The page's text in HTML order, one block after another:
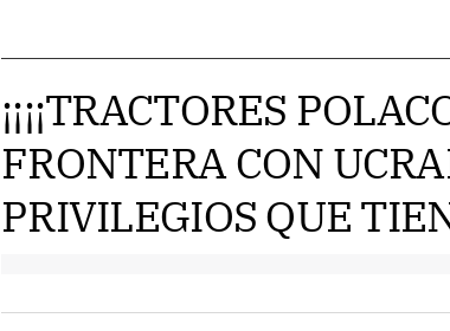
¡¡¡¡TRACTORES
FRONTERA CON
PRIVILEGIOS QUE